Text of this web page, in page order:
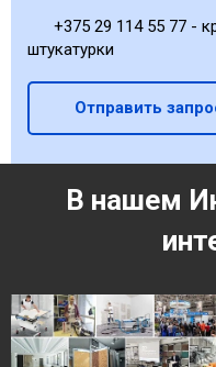
+375 29 114 55 77 -
штукатурки
Отправить
В нашем